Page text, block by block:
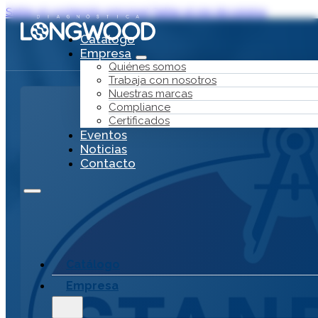
Saltar al contenido principal Saltar al pie de página
Catálogo
Empresa
Quiénes somos
Trabaja con nosotros
Nuestras marcas
Compliance
Certificados
Eventos
Noticias
Contacto
Empresa